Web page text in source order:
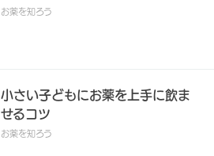
お薬を知ろう
小さい子どもにお薬を上手に飲ま
せるコツ
お薬を知ろう